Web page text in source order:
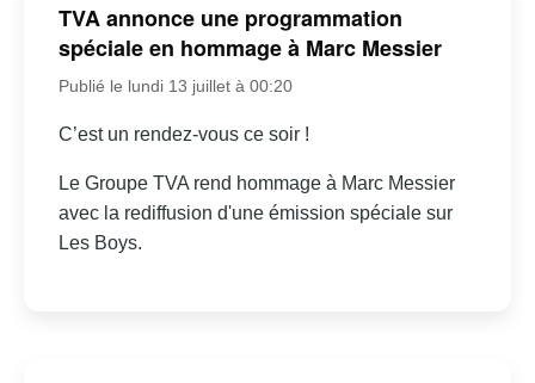
TVA annonce une programmation
spéciale en hommage à Marc Messier
Publié le lundi 13 juillet à 00:20
C’est un rendez-vous ce soir !
Le Groupe TVA rend hommage à Marc Messier
avec la rediffusion d'une émission spéciale sur
Les Boys.